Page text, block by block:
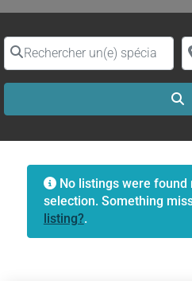
Rechercher un(e) spécialiste par
No listings were found
selection. Something
listing?.